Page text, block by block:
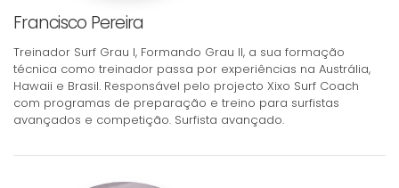
Francisco Pereira
Treinador Surf Grau I, Formando Grau II, a sua formação
técnica como treinador passa por experiências na Austrália,
Hawaii e Brasil. Responsável pelo projecto Xixo Surf Coach
com programas de preparação e treino para surfistas
avançados e competição. Surfista avançado.